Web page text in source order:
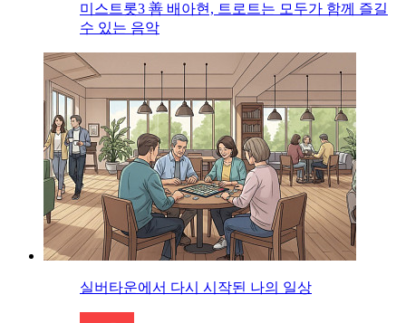
미스트롯3 善 배아현, 트로트는 모두가 함께 즐길
수 있는 음악
실버타운에서 다시 시작된 나의 일상